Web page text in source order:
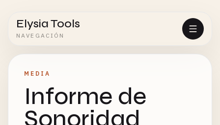
Elysia Tools
NAVEGACIÓN
MEDIA
Informe de
Sonoridad